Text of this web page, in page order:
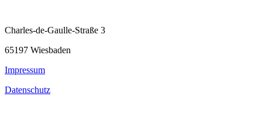
Charles-de-Gaulle-Straße 3
65197 Wiesbaden
Impressum
Datenschutz